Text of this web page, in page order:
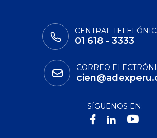
CENTRAL
01 618 - 3333
CORREO
SÍGUENOS EN: